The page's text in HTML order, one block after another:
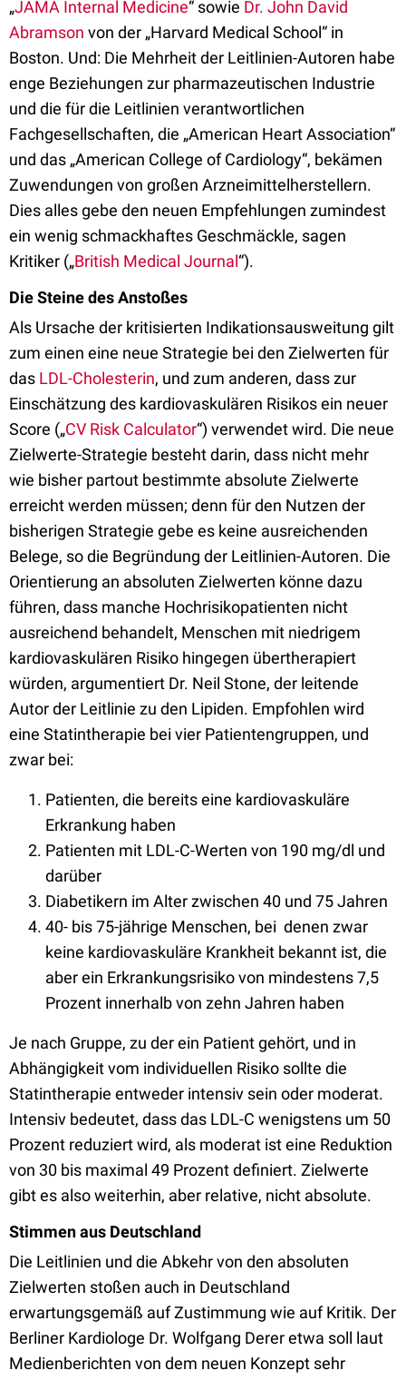
„JAMA Internal Medicine“ sowie Dr. John David
Abramson von der „Harvard Medical School“ in
Boston. Und: Die Mehrheit der Leitlinien-Autoren habe
enge Beziehungen zur pharmazeutischen Industrie
und die für die Leitlinien verantwortlichen
Fachgesellschaften, die „American Heart Association“
und das „American College of Cardiology“, bekämen
Zuwendungen von großen Arzneimittelherstellern.
Dies alles gebe den neuen Empfehlungen zumindest
ein wenig schmackhaftes Geschmäckle, sagen
Kritiker („British Medical Journal“).
Die Steine des Anstoßes
Als Ursache der kritisierten Indikationsausweitung gilt
zum einen eine neue Strategie bei den Zielwerten für
das LDL-Cholesterin, und zum anderen, dass zur
Einschätzung des kardiovaskulären Risikos ein neuer
Score („CV Risk Calculator“) verwendet wird. Die neue
Zielwerte-Strategie besteht darin, dass nicht mehr
wie bisher partout bestimmte absolute Zielwerte
erreicht werden müssen; denn für den Nutzen der
bisherigen Strategie gebe es keine ausreichenden
Belege, so die Begründung der Leitlinien-Autoren. Die
Orientierung an absoluten Zielwerten könne dazu
führen, dass manche Hochrisikopatienten nicht
ausreichend behandelt, Menschen mit niedrigem
kardiovaskulären Risiko hingegen übertherapiert
würden, argumentiert Dr. Neil Stone, der leitende
Autor der Leitlinie zu den Lipiden. Empfohlen wird
eine Statintherapie bei vier Patientengruppen, und
zwar bei:
Patienten, die bereits eine kardiovaskuläre
Erkrankung haben
Patienten mit LDL-C-Werten von 190 mg/dl und
darüber
Diabetikern im Alter zwischen 40 und 75 Jahren
40- bis 75-jährige Menschen, bei denen zwar
keine kardiovaskuläre Krankheit bekannt ist, die
aber ein Erkrankungsrisiko von mindestens 7,5
Prozent innerhalb von zehn Jahren haben
Je nach Gruppe, zu der ein Patient gehört, und in
Abhängigkeit vom individuellen Risiko sollte die
Statintherapie entweder intensiv sein oder moderat.
Intensiv bedeutet, dass das LDL-C wenigstens um 50
Prozent reduziert wird, als moderat ist eine Reduktion
von 30 bis maximal 49 Prozent definiert. Zielwerte
gibt es also weiterhin, aber relative, nicht absolute.
Stimmen aus Deutschland
Die Leitlinien und die Abkehr von den absoluten
Zielwerten stoßen auch in Deutschland
erwartungsgemäß auf Zustimmung wie auf Kritik. Der
Berliner Kardiologe Dr. Wolfgang Derer etwa soll laut
Medienberichten von dem neuen Konzept sehr